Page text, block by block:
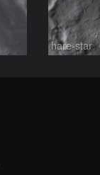
hare-star